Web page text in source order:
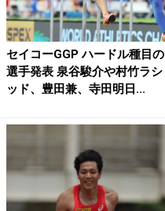
セイコーGGP ハードル種目の
選手発表 泉谷駿介や村竹ラシ
ッド、豊田兼、寺田明日...